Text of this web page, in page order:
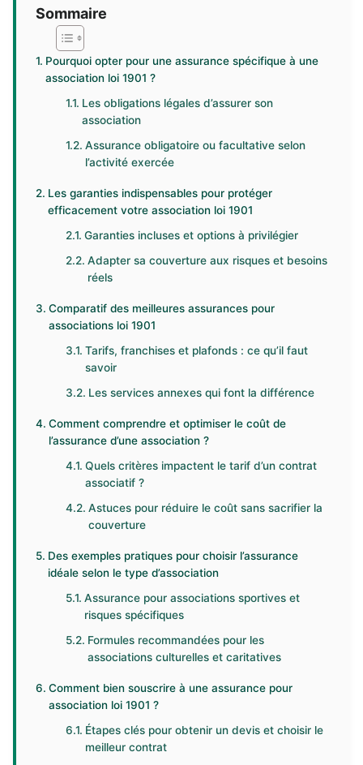
Sommaire
Pourquoi opter pour une assurance spécifique à une
association loi 1901 ?
Les obligations légales d’assurer son
association
Assurance obligatoire ou facultative selon
l’activité exercée
Les garanties indispensables pour protéger
efficacement votre association loi 1901
Garanties incluses et options à privilégier
Adapter sa couverture aux risques et besoins
réels
Comparatif des meilleures assurances pour
associations loi 1901
Tarifs, franchises et plafonds : ce qu’il faut
savoir
Les services annexes qui font la différence
Comment comprendre et optimiser le coût de
l’assurance d’une association ?
Quels critères impactent le tarif d’un contrat
associatif ?
Astuces pour réduire le coût sans sacrifier la
couverture
Des exemples pratiques pour choisir l’assurance
idéale selon le type d’association
Assurance pour associations sportives et
risques spécifiques
Formules recommandées pour les
associations culturelles et caritatives
Comment bien souscrire à une assurance pour
association loi 1901 ?
Étapes clés pour obtenir un devis et choisir le
meilleur contrat